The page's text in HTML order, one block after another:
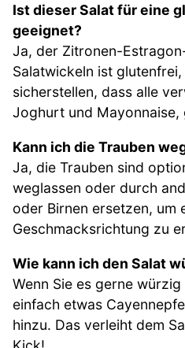
Ist dieser Salat für eine
geeignet?
Ja, der Zitronen-
Salatwickeln ist
sicherstellen, dass alle
Joghurt und Mayonnaise,
Kann ich die Trauben
Ja, die Trauben sind
weglassen oder durch
oder Birnen ersetzen, um
Geschmacksrichtung zu
Wie kann ich den Salat
Wenn Sie es gerne
einfach etwas
hinzu. Das verleiht dem